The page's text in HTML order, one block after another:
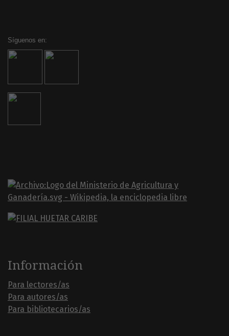
Síguenos en:
Información
Para lectores/as
Para autores/as
Para bibliotecarios/as